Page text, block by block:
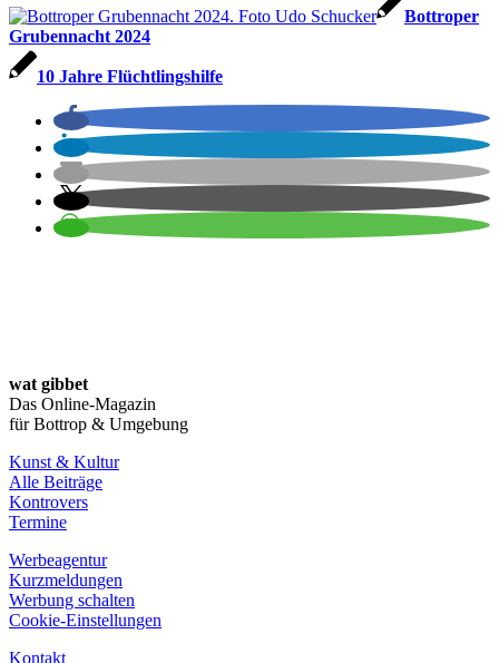
Bottroper
Grubennacht 2024
10 Jahre Flüchtlingshilfe
wat gibbet
Das Online-Magazin
für Bottrop & Umgebung
Kunst & Kultur
Alle Beiträge
Kontrovers
Termine
Werbeagentur
Kurzmeldungen
Werbung schalten
Cookie-Einstellungen
Kontakt